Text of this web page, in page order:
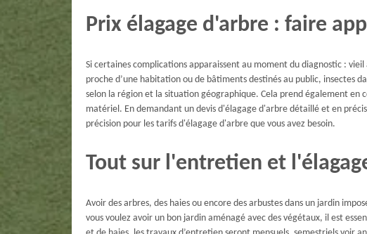
Prix élagage d'arbre : faire
Si certaines complications apparaissent au moment du diagnostic :
proche d’une habitation ou de bâtiments destinés au public, insectes
selon la région et la situation géographique. Cela prend également
matériel. En demandant un devis d'élagage d'arbre détaillé et en
précision pour les tarifs d'élagage d'arbre que vous avez besoin.
Tout sur l'entretien et
Avoir des arbres, des haies ou encore des arbustes dans un jardin
vous voulez avoir un bon jardin aménagé avec des végétaux, il est